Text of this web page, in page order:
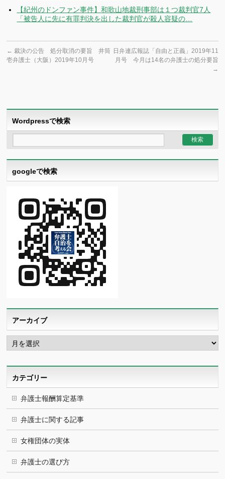
【紀州のドンファン事件】和歌山地裁刑事部は１つ裁判官7人
「被告人に先に有罪判決を出した裁判官が殺人容疑の…
← 裁決の公告 処分取消の要旨 井筒
壱弁護士（大阪）2019年10月号
日弁連広報誌「自由と正義」2019年11
月号 今月は14名の弁護士の処分要旨
→
Wordpressで検索
googleで検索
アーカイブ
ア
ー
カ
カテゴリー
弁護士報酬算定基準
弁護士に関する記事
女権団体の実体
弁護士の選び方